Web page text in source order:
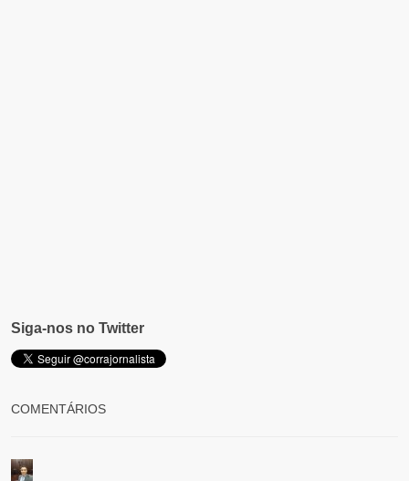
Siga-nos no Twitter
COMENTÁRIOS